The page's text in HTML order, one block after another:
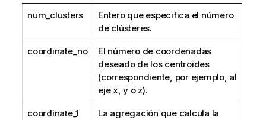
num_clusters
Entero que especifica el número
de clústeres.
coordinate_no
El número de coordenadas
deseado de los centroides
(correspondiente, por ejemplo, al
eje x, y o z).
coordinate_1
La agregación que calcula la